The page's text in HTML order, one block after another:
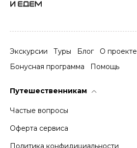
Экскурсии Туры Блог
О проекте
Бонусная программа
Помощь
Путешественникам
Частые вопросы
Оферта сервиса
Политика конфидициальности